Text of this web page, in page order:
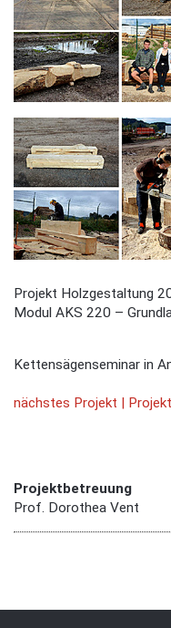
Projekt Holzgestaltung
Modul AKS 220 –
Kettensägenseminar in
nächstes Projekt |
Projektbetreuung
Prof. Dorothea Vent